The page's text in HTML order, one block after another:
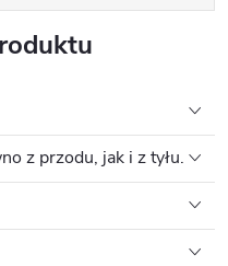
z przodu, jak i z tyłu.